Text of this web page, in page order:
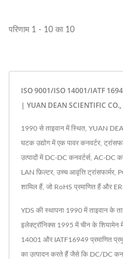
परिणाम 1 - 10 का 10
ISO 9001/ISO 14001/IATF 16949
| YUAN DEAN SCIENTIFIC
1990 से ताइवान में स्थित, YUAN
घटक उद्योग में एक पावर कनवर्टर,
उत्पादों में DC-DC कनवर्टर्स, AC-DC
LAN फ़िल्टर, उच्च आवृत्ति ट्रांसफार्मर,
शामिल हैं, जो RoHS प्रमाणित हैं और
YDS की स्थापना 1990 में ताइवान के
इलेक्ट्रॉनिक्स 1995 में चीन के
14001 और IATF16949 प्रमाणित प्रमुख
का उत्पादन करते हैं जैसे कि DC/DC